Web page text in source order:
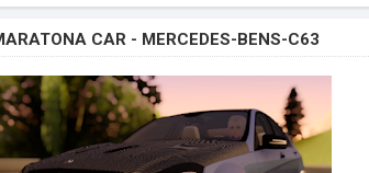
CAR - MERCEDES-BENS-C63